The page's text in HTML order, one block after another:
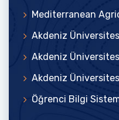
Mediterranean
Akdeniz
Akdeniz
Akdeniz
Öğrenci Bilgi